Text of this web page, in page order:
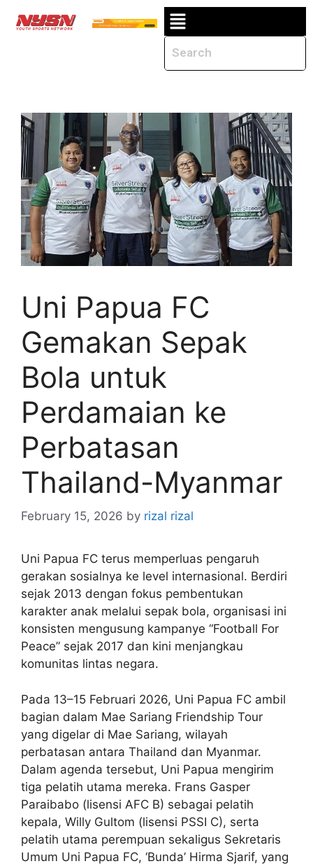
Uni Papua FC
Gemakan Sepak
Bola untuk
Perdamaian ke
Perbatasan
Thailand-Myanmar
February 15, 2026 by rizal rizal
Uni Papua FC terus memperluas pengaruh
gerakan sosialnya ke level internasional. Berdiri
sejak 2013 dengan fokus pembentukan
karakter anak melalui sepak bola, organisasi ini
konsisten mengusung kampanye “Football For
Peace” sejak 2017 dan kini menjangkau
komunitas lintas negara.
Pada 13–15 Februari 2026, Uni Papua FC ambil
bagian dalam Mae Sariang Friendship Tour
yang digelar di Mae Sariang, wilayah
perbatasan antara Thailand dan Myanmar.
Dalam agenda tersebut, Uni Papua mengirim
tiga pelatih utama mereka. Frans Gasper
Paraibabo (lisensi AFC B) sebagai pelatih
kepala, Willy Gultom (lisensi PSSI C), serta
pelatih utama perempuan sekaligus Sekretaris
Umum Uni Papua FC, ‘Bunda’ Hirma Sjarif, yang